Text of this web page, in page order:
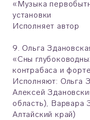
«Музыка
установки
Исполняет автор
9. Ольга
«Сны
контрабаса и
Исполняют: Ольга
Алексей
область), Варвара
Алтайский край)